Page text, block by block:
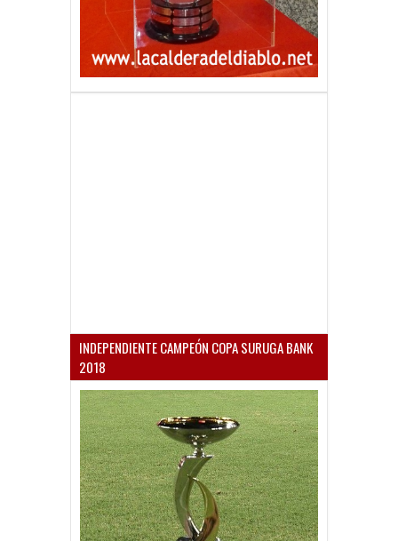
INDEPENDIENTE CAMPEÓN COPA SURUGA BANK
2018